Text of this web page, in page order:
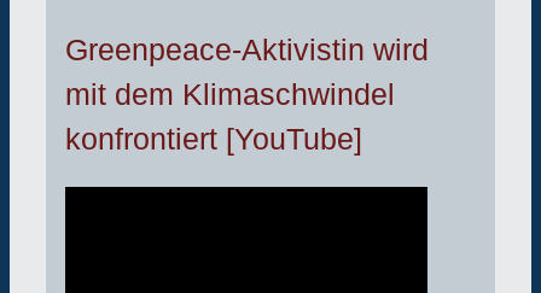
Greenpeace-Aktivistin wird
mit dem Klimaschwindel
konfrontiert [YouTube]